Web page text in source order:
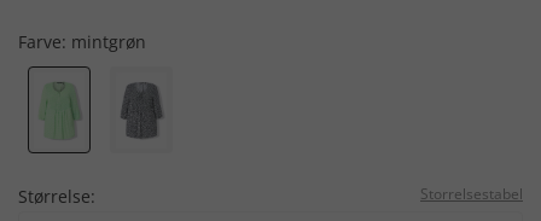
Farve: mintgrøn
Størrelse: Storrelsestabel